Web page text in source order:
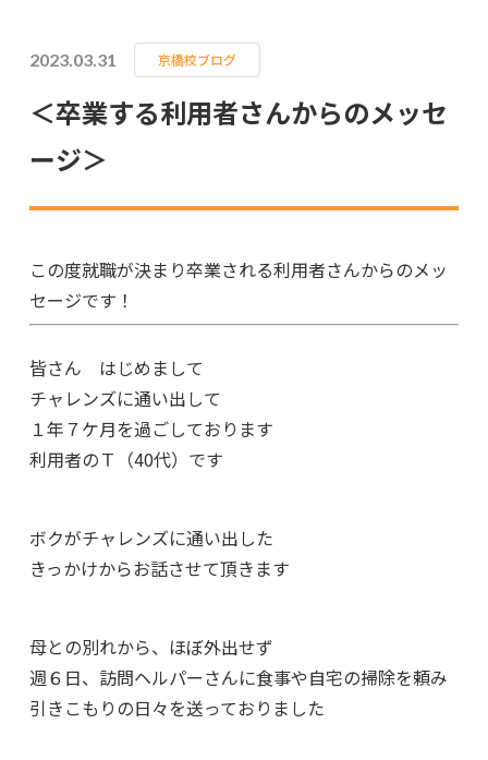
2023.03.31 京橋校ブログ
＜卒業する利用者さんからのメッセ
ージ＞
この度就職が決まり卒業される利用者さんからのメッ
セージです！
皆さん はじめまして
チャレンズに通い出して
１年７ケ月を過ごしております
利用者のＴ（40代）です
ボクがチャレンズに通い出した
きっかけからお話させて頂きます
母との別れから、ほぼ外出せず
週６日、訪問ヘルパーさんに食事や自宅の掃除を頼み
引きこもりの日々を送っておりました